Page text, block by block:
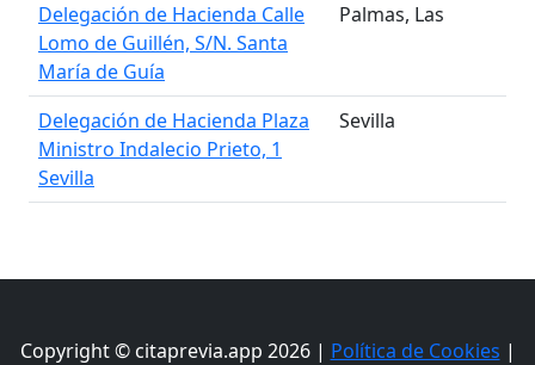
Delegación de Hacienda Calle
Lomo de Guillén, S/N. Santa
María de Guía
Palmas, Las
Delegación de Hacienda Plaza
Ministro Indalecio Prieto, 1
Sevilla
Sevilla
Copyright © citaprevia.app 2026 | Política de Cookies |